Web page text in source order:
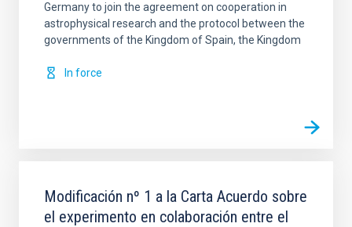
Germany to join the agreement on cooperation in
astrophysical research and the protocol between the
governments of the Kingdom of Spain, the Kingdom
In force
Modificación nº 1 a la Carta Acuerdo sobre
el experimento en colaboración entre el